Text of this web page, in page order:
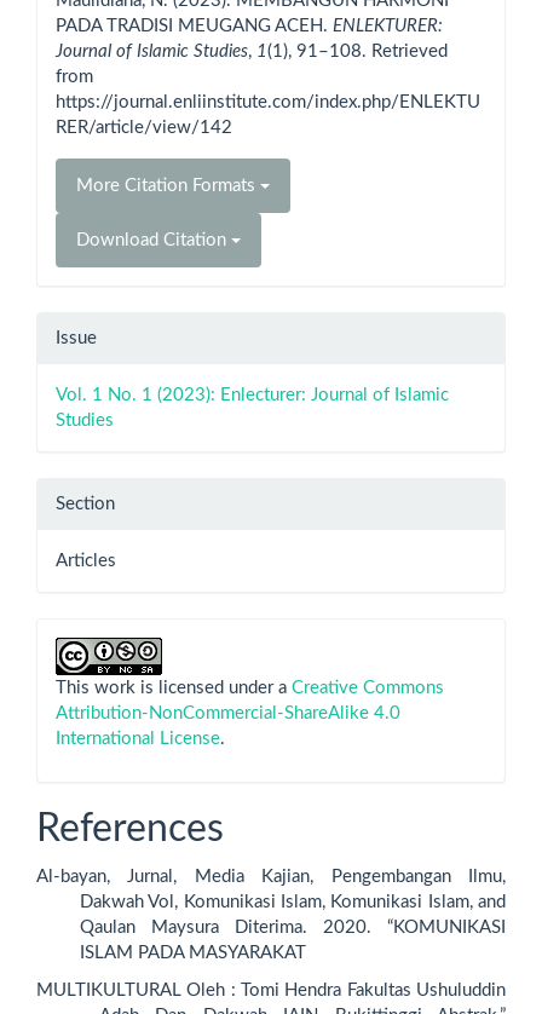
PADA TRADISI MEUGANG ACEH. ENLEKTURER:
Journal of Islamic Studies, 1(1), 91–108. Retrieved
from
https://journal.enliinstitute.com/index.php/ENLEKTU
RER/article/view/142
More Citation Formats
Download Citation
Issue
Vol. 1 No. 1 (2023): Enlecturer: Journal of Islamic
Studies
Section
Articles
This work is licensed under a Creative Commons
Attribution-NonCommercial-ShareAlike 4.0
International License.
References
Al-bayan, Jurnal, Media Kajian, Pengembangan Ilmu,
Dakwah Vol, Komunikasi Islam, Komunikasi Islam, and
Qaulan Maysura Diterima. 2020. “KOMUNIKASI
ISLAM PADA MASYARAKAT
MULTIKULTURAL Oleh : Tomi Hendra Fakultas Ushuluddin